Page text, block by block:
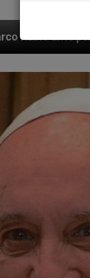
colonos judíos